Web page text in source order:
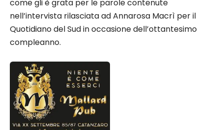
come gli è grata per le parole contenute
nell’intervista rilasciata ad Annarosa Macrì per il
Quotidiano del Sud in occasione dell’ottantesimo
compleanno.